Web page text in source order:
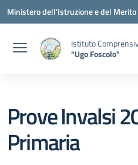
Vai ai contenuti
Vai al menu di navigazione
Vai al footer
Ministero dell'Istruzione e del Merito
Istituto
"Ugo Foscolo"
Prove Invalsi
Primaria